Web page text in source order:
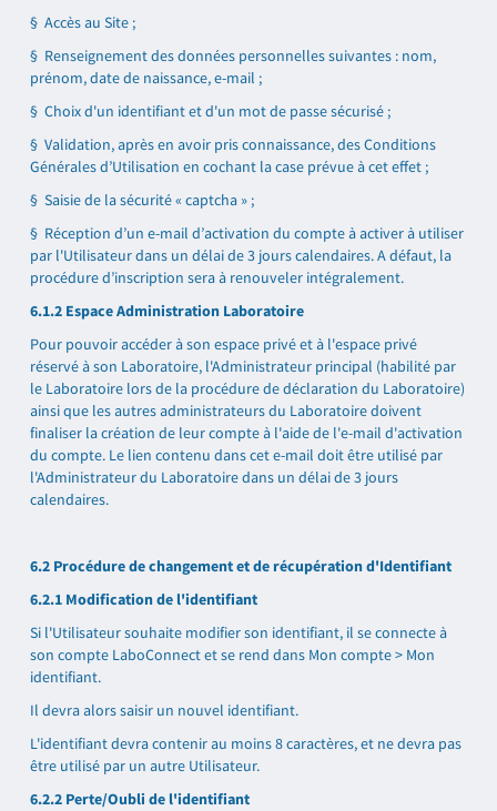
§ Accès au Site ;
§ Renseignement des données personnelles suivantes : nom,
prénom, date de naissance, e-mail ;
§ Choix d'un identifiant et d'un mot de passe sécurisé ;
§ Validation, après en avoir pris connaissance, des Conditions
Générales d’Utilisation en cochant la case prévue à cet effet ;
§ Saisie de la sécurité « captcha » ;
§ Réception d’un e-mail d’activation du compte à activer à utiliser
par l'Utilisateur dans un délai de 3 jours calendaires. A défaut, la
procédure d’inscription sera à renouveler intégralement.
6.1.2 Espace Administration Laboratoire
Pour pouvoir accéder à son espace privé et à l'espace privé
réservé à son Laboratoire, l'Administrateur principal (habilité par
le Laboratoire lors de la procédure de déclaration du Laboratoire)
ainsi que les autres administrateurs du Laboratoire doivent
finaliser la création de leur compte à l'aide de l'e-mail d'activation
du compte. Le lien contenu dans cet e-mail doit être utilisé par
l'Administrateur du Laboratoire dans un délai de 3 jours
calendaires.
6.2 Procédure de changement et de récupération d'Identifiant
6.2.1 Modification de l'identifiant
Si l'Utilisateur souhaite modifier son identifiant, il se connecte à
son compte LaboConnect et se rend dans Mon compte > Mon
identifiant.
Il devra alors saisir un nouvel identifiant.
L'identifiant devra contenir au moins 8 caractères, et ne devra pas
être utilisé par un autre Utilisateur.
6.2.2 Perte/Oubli de l'identifiant